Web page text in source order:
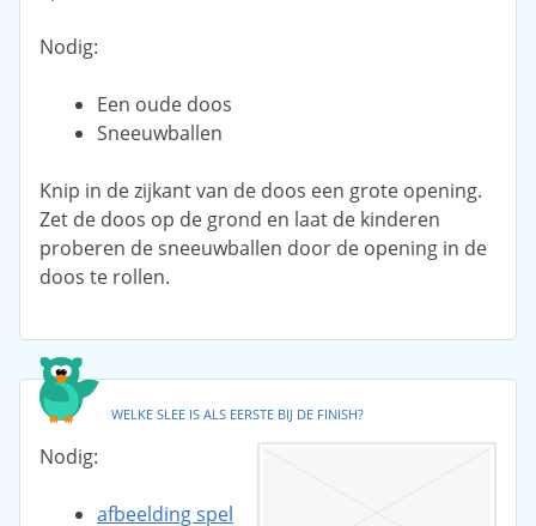
Nodig:
Een oude doos
Sneeuwballen
Knip in de zijkant van de doos een grote opening.
Zet de doos op de grond en laat de kinderen
proberen de sneeuwballen door de opening in de
doos te rollen.
WELKE SLEE IS ALS EERSTE BIJ DE FINISH?
Nodig:
afbeelding spel